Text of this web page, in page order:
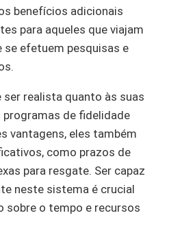
benefícios adicionais
para aqueles que viajam
se efetuem pesquisas e
realista quanto às suas
de fidelidade
vantagens, eles também
como prazos de
para resgate. Ser capaz
neste sistema é crucial
sobre o tempo e recursos